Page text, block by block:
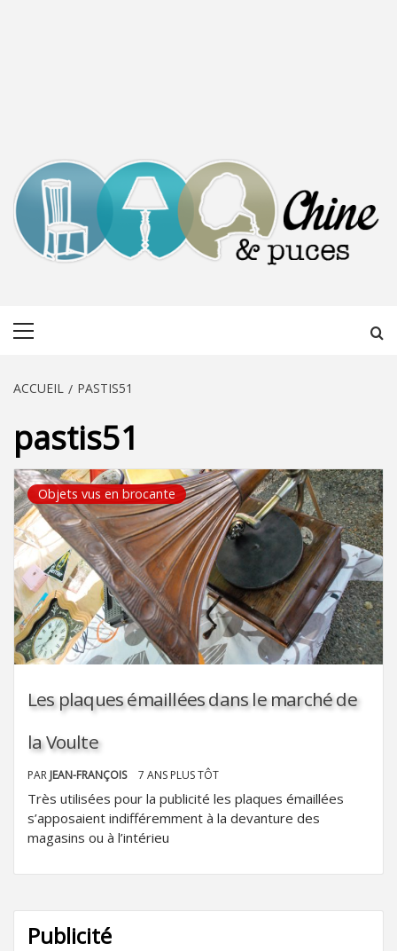
ACCUEIL PASTIS51
pastis51
Objets vus en brocante
Les plaques émaillées dans le marché de
la Voulte
PAR JEAN-FRANÇOIS 7 ANS PLUS TÔT
Très utilisées pour la publicité les plaques émaillées
s’apposaient indifféremment à la devanture des
magasins ou à l’intérieu
Publicité